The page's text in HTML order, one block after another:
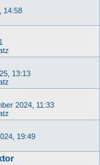
14:58
13:13
2024, 11:33
19:49